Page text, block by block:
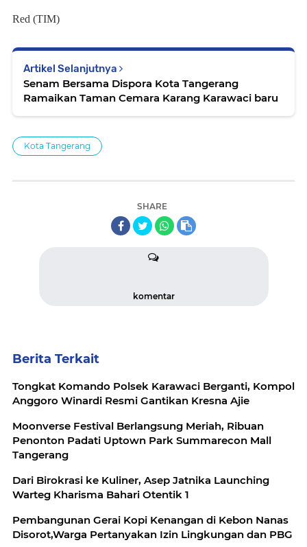
Red (TIM)
Artikel Selanjutnya
Senam Bersama Dispora Kota Tangerang
Ramaikan Taman Cemara Karang Karawaci baru
Kota Tangerang
SHARE
komentar
Berita Terkait
Tongkat Komando Polsek Karawaci Berganti, Kompol
Anggoro Winardi Resmi Gantikan Kresna Ajie
Moonverse Festival Berlangsung Meriah, Ribuan
Penonton Padati Uptown Park Summarecon Mall
Tangerang
Dari Birokrasi ke Kuliner, Asep Jatnika Launching
Warteg Kharisma Bahari Otentik 1
Pembangunan Gerai Kopi Kenangan di Kebon Nanas
Disorot,Warga Pertanyakan Izin Lingkungan dan PBG